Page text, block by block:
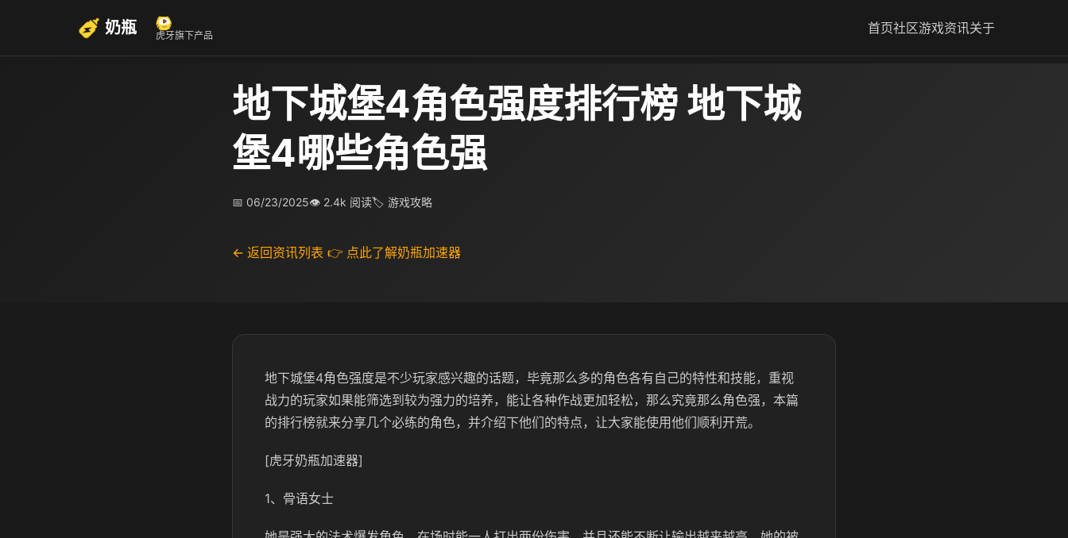
奶瓶 虎牙旗下产品 首页社区游戏资讯关于
地下城堡4角色强度排行榜 地下城
堡4哪些角色强
📅 06/23/2025👁 2.4k 阅读🏷 游戏攻略
← 返回资讯列表 👉 点此了解奶瓶加速器
地下城堡4角色强度是不少玩家感兴趣的话题，毕竟那么多的角色各有自己的特性和技能，重视
战力的玩家如果能筛选到较为强力的培养，能让各种作战更加轻松，那么究竟那么角色强，本篇
的排行榜就来分享几个必练的角色，并介绍下他们的特点，让大家能使用他们顺利开荒。
[虎牙奶瓶加速器]
1、骨语女士